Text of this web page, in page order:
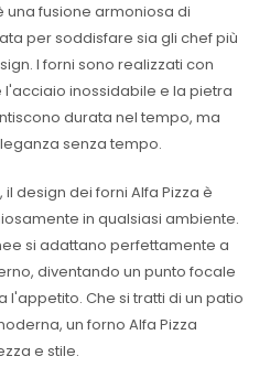
una fusione armoniosa di
per soddisfare sia gli chef più
I forni sono realizzati con
inossidabile e la pietra
durata nel tempo, ma
senza tempo.
design dei forni Alfa Pizza è
in qualsiasi ambiente.
si adattano perfettamente a
diventando un punto focale
l'appetito. Che si tratti di un patio
un forno Alfa Pizza
e stile.